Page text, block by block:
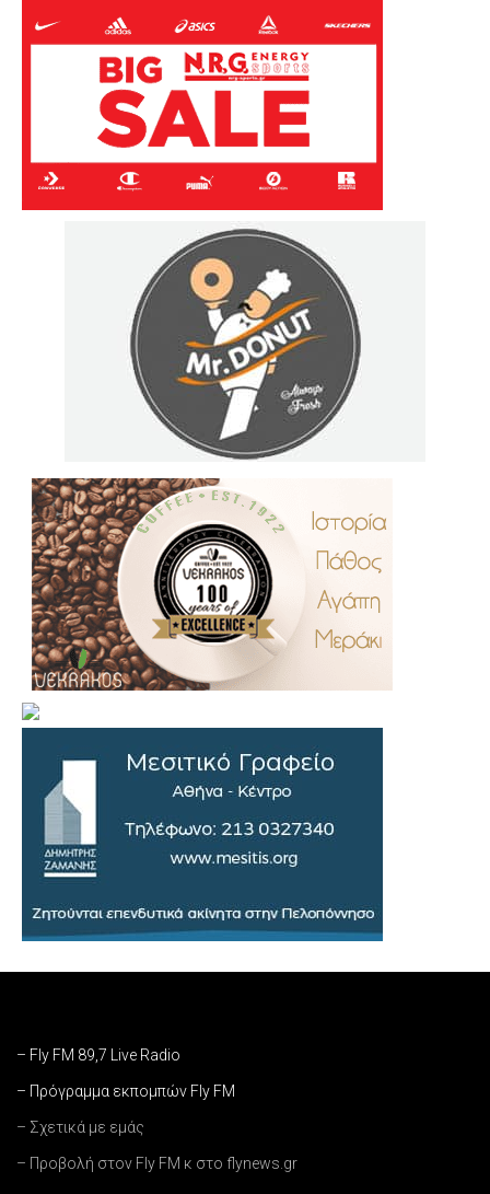
– Fly FM 89,7 Live Radio
– Πρόγραμμα εκπομπών Fly FM
– Σχετικά με εμάς
– Προβολή στον Fly FM κ στο flynews.gr